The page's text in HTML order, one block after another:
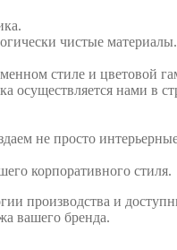
чистые
стиле и цветовой
осуществляется нами в
не просто
корпоративного стиля.
производства и
вашего бренда.